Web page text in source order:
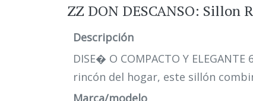
ZZ DON DESCANSO: Sillon
Descripción
DISE� O COMPACTO Y
rincón del hogar, este sillón
Marca/modelo